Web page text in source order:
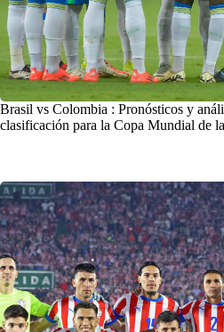
Brasil vs Colombia : Pronósticos y
clasificación para la Copa Mundial de